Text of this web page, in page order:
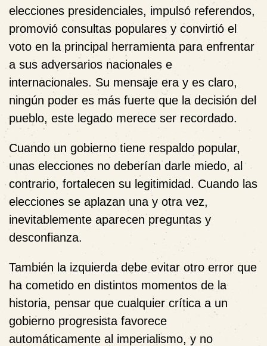
elecciones presidenciales, impulsó referendos,
promovió consultas populares y convirtió el
voto en la principal herramienta para enfrentar
a sus adversarios nacionales e
internacionales. Su mensaje era y es claro,
ningún poder es más fuerte que la decisión del
pueblo, este legado merece ser recordado.
Cuando un gobierno tiene respaldo popular,
unas elecciones no deberían darle miedo, al
contrario, fortalecen su legitimidad. Cuando las
elecciones se aplazan una y otra vez,
inevitablemente aparecen preguntas y
desconfianza.
También la izquierda debe evitar otro error que
ha cometido en distintos momentos de la
historia, pensar que cualquier crítica a un
gobierno progresista favorece
automáticamente al imperialismo, y no